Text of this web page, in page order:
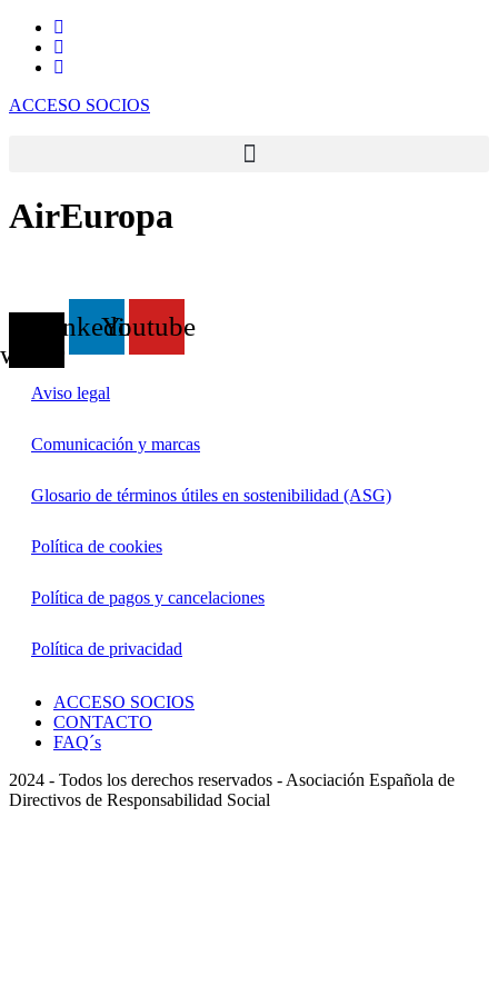
contenido
ACCESO SOCIOS
AirEuropa
LinkedinYoutube
Aviso legal
Comunicación y marcas
Glosario de términos útiles en sostenibilidad (ASG)
Política de cookies
Política de pagos y cancelaciones
Política de privacidad
ACCESO SOCIOS
CONTACTO
FAQ´s
2024 - Todos los derechos reservados - Asociación Española de
Directivos de Responsabilidad Social